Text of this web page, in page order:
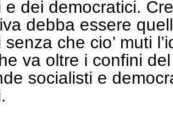
e dei democratici.
debba essere
che cio’ muti
va oltre i confini
socialisti e